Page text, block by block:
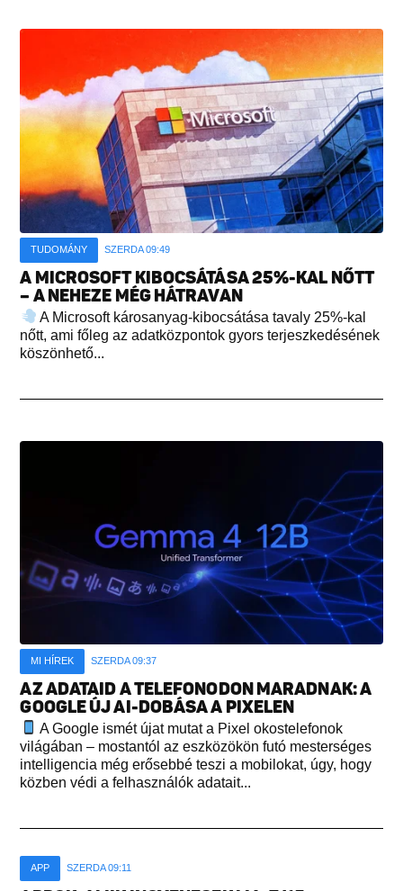
TUDOMÁNY SZERDA 09:49
A MICROSOFT KIBOCSÁTÁSA 25%-KAL NŐTT
– A NEHEZE MÉG HÁTRAVAN
A Microsoft károsanyag-kibocsátása tavaly 25%-kal
nőtt, ami főleg az adatközpontok gyors terjeszkedésének
köszönhető...
MI HÍREK SZERDA 09:37
AZ ADATAID A TELEFONODON MARADNAK: A
GOOGLE ÚJ AI-DOBÁSA A PIXELEN
A Google ismét újat mutat a Pixel okostelefonok
világában – mostantól az eszközökön futó mesterséges
intelligencia még erősebbé teszi a mobilokat, úgy, hogy
közben védi a felhasználók adatait...
APP SZERDA 09:11